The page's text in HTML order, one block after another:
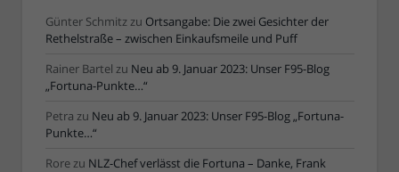
Günter Schmitzzu Ortsangabe: Die zwei Gesichter der
Rethelstraße – zwischen Einkaufsmeile und Puff
Rainer Bartel zu Neu ab 9. Januar 2023: Unser F95-Blog
„Fortuna-Punkte…“
Petra zu Neu ab 9. Januar 2023: Unser F95-Blog „Fortuna-
Punkte…“
Rorezu NLZ-Chef verlässt die Fortuna – Danke, Frank